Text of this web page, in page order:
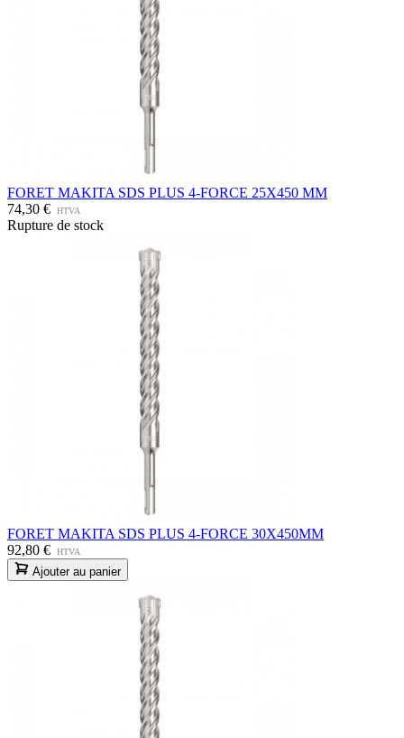
FORET MAKITA SDS PLUS 4-FORCE 25X450 MM
74,30 €
HTVA
Rupture de stock
FORET MAKITA SDS PLUS 4-FORCE 30X450MM
92,80 €
HTVA
Ajouter au panier